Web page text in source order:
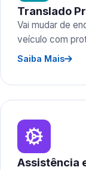
Translado
Vai mudar de
veículo com
Saiba Mais
Assistência